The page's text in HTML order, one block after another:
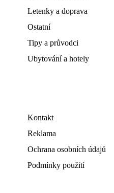
Letenky a doprava
Ostatní
Tipy a průvodci
Ubytování a hotely
Kontakt
Reklama
Ochrana osobních údajů
Podmínky použití